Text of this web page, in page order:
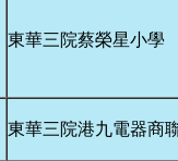
東華三院蔡榮星小學
東華三院港九電器商